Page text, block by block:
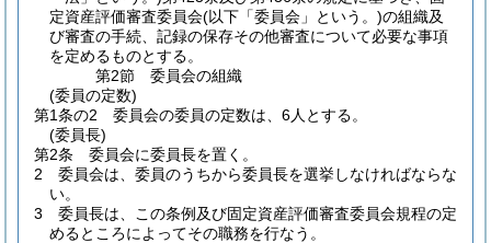
定資産評価審査委員会(以下「委員会」という。)の組織及
び審査の手続、記録の保存その他審査について必要な事項
を定めるものとする。
第2節
委員会の組織
(委員の定数)
第1条の2
委員会の委員の定数は、6人とする。
(委員長)
第2条
委員会に委員長を置く。
2
委員会は、委員のうちから委員長を選挙しなければならな
い。
3
委員長は、この条例及び固定資産評価審査委員会規程の定
めるところによってその職務を行なう。